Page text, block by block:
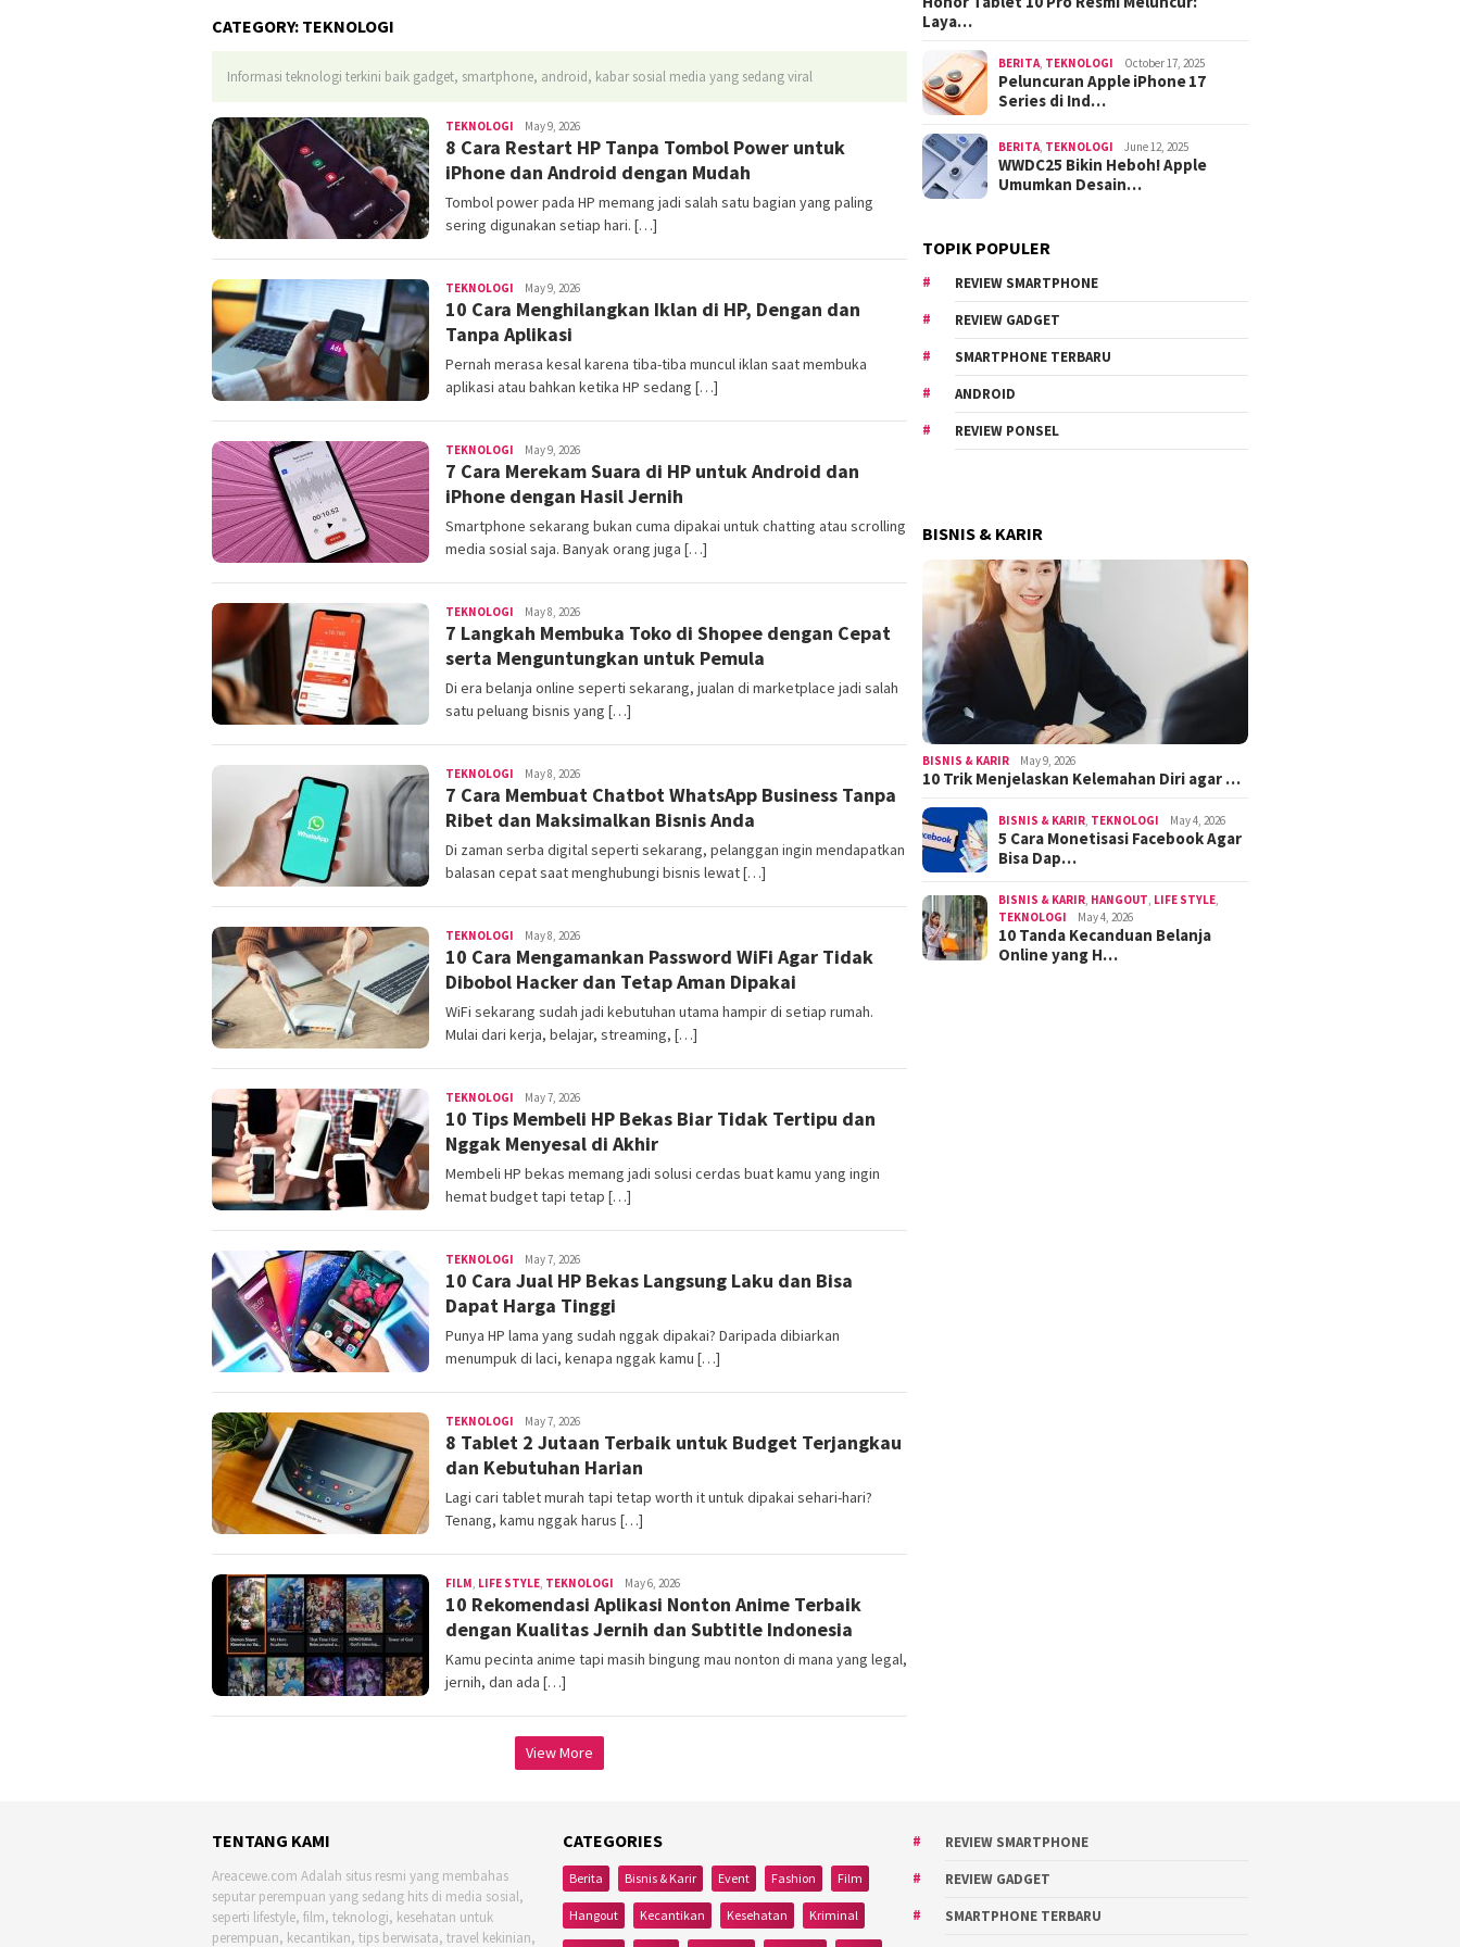
CATEGORY: TEKNOLOGI
Informasi teknologi terkini baik gadget, smartphone, android, kabar sosial media yang sedang viral
TEKNOLOGI areacewe1
May 9, 2026
8 Cara Restart HP Tanpa Tombol Power untuk
iPhone dan Android dengan Mudah
Tombol power pada HP memang jadi salah satu bagian yang paling
sering digunakan setiap hari. […]
TEKNOLOGI areacewe1
May 9, 2026
10 Cara Menghilangkan Iklan di HP, Dengan dan
Tanpa Aplikasi
Pernah merasa kesal karena tiba-tiba muncul iklan saat membuka
aplikasi atau bahkan ketika HP sedang […]
TEKNOLOGI areacewe1
May 9, 2026
7 Cara Merekam Suara di HP untuk Android dan
iPhone dengan Hasil Jernih
Smartphone sekarang bukan cuma dipakai untuk chatting atau scrolling
media sosial saja. Banyak orang juga […]
TEKNOLOGI areacewe1
May 8, 2026
7 Langkah Membuka Toko di Shopee dengan Cepat
serta Menguntungkan untuk Pemula
Di era belanja online seperti sekarang, jualan di marketplace jadi salah
satu peluang bisnis yang […]
TEKNOLOGI areacewe1
May 8, 2026
7 Cara Membuat Chatbot WhatsApp Business Tanpa
Ribet dan Maksimalkan Bisnis Anda
Di zaman serba digital seperti sekarang, pelanggan ingin mendapatkan
balasan cepat saat menghubungi bisnis lewat […]
TEKNOLOGI areacewe1
May 8, 2026
10 Cara Mengamankan Password WiFi Agar Tidak
Dibobol Hacker dan Tetap Aman Dipakai
WiFi sekarang sudah jadi kebutuhan utama hampir di setiap rumah.
Mulai dari kerja, belajar, streaming, […]
TEKNOLOGI areacewe1
May 7, 2026
10 Tips Membeli HP Bekas Biar Tidak Tertipu dan
Nggak Menyesal di Akhir
Membeli HP bekas memang jadi solusi cerdas buat kamu yang ingin
hemat budget tapi tetap […]
TEKNOLOGI areacewe1
May 7, 2026
10 Cara Jual HP Bekas Langsung Laku dan Bisa
Dapat Harga Tinggi
Punya HP lama yang sudah nggak dipakai? Daripada dibiarkan
menumpuk di laci, kenapa nggak kamu […]
TEKNOLOGI areacewe1
May 7, 2026
8 Tablet 2 Jutaan Terbaik untuk Budget Terjangkau
dan Kebutuhan Harian
Lagi cari tablet murah tapi tetap worth it untuk dipakai sehari-hari?
Tenang, kamu nggak harus […]
FILM, LIFE STYLE, TEKNOLOGI areacewe1
May 6, 2026
10 Rekomendasi Aplikasi Nonton Anime Terbaik
dengan Kualitas Jernih dan Subtitle Indonesia
Kamu pecinta anime tapi masih bingung mau nonton di mana yang legal,
jernih, dan ada […]
View More
Laya…
BERITA TEKNOLOGI October 17, 2025
Peluncuran Apple iPhone 17
Series di Ind…
BERITA TEKNOLOGI June 12, 2025
WWDC25 Bikin Heboh! Apple
Umumkan Desain…
TOPIK POPULER
REVIEW SMARTPHONE
REVIEW GADGET
SMARTPHONE TERBARU
ANDROID
REVIEW PONSEL
BISNIS & KARIR
BISNIS & KARIR May 9, 2026
10 Trik Menjelaskan Kelemahan Diri agar …
BISNIS & KARIR TEKNOLOGI May 4, 2026
5 Cara Monetisasi Facebook Agar
Bisa Dap…
BISNIS & KARIR HANGOUT LIFE STYLE
TEKNOLOGI
May 4, 2026
10 Tanda Kecanduan Belanja
Online yang H…
TENTANG KAMI
Areacewe.com Adalah situs resmi yang membahas
seputar perempuan yang sedang hits di media sosial,
seperti lifestyle, film, teknologi, kesehatan untuk
perempuan, kecantikan, tips berwisata, travel kekinian,
CATEGORIES
Berita Bisnis & Karir Event Fashion Film
Hangout Kecantikan Kesehatan Kriminal
REVIEW SMARTPHONE
REVIEW GADGET
SMARTPHONE TERBARU